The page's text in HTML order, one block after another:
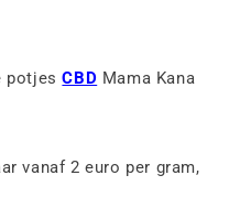
potjesCBD Mama Kana
vanaf 2 euro per gram,